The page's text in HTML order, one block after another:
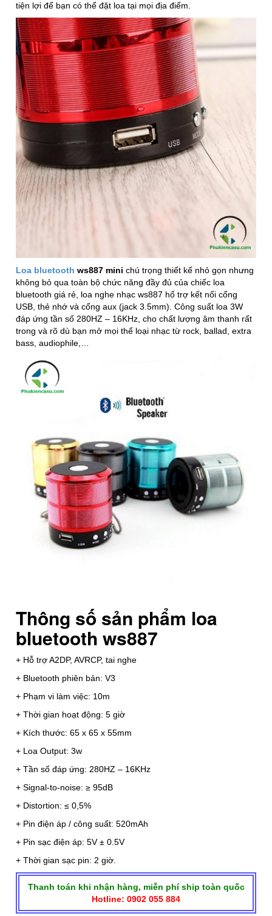
tiện lợi để bạn có thể đặt loa tại mọi địa điểm.
Loa bluetooth ws887 mini chú trọng thiết kế nhỏ gọn nhưng
không bỏ qua toàn bộ chức năng đầy đủ của chiếc loa
bluetooth giá rẻ, loa nghe nhạc ws887 hổ trợ kết nối cổng
USB, thẻ nhớ và cổng aux (jack 3.5mm). Công suất loa 3W
đáp ứng tần số 280HZ – 16KHz, cho chất lượng âm thanh rất
trong và rõ dù bạn mở mọi thể loại nhạc từ rock, ballad, extra
bass, audiophile,…
Thông số sản phẩm loa
bluetooth ws887
+ Hỗ trợ A2DP, AVRCP, tai nghe
+ Bluetooth phiên bản: V3
+ Phạm vi làm việc: 10m
+ Thời gian hoạt động: 5 giờ
+ Kích thước: 65 x 65 x 55mm
+ Loa Output: 3w
+ Tần số đáp ứng: 280HZ – 16KHz
+ Signal-to-noise: ≥ 95dB
+ Distortion: ≤ 0,5%
+ Pin điện áp / công suất: 520mAh
+ Pin sạc điện áp: 5V ± 0.5V
+ Thời gian sạc pin: 2 giờ.
Thanh toán khi nhận hàng, miễn phí ship toàn quốc
Hotline: 0902 055 884